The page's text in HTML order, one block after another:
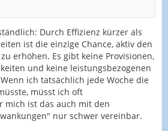
Durch Effizienz kürzer als
ist die einzige Chance, aktiv den
erhöhen. Es gibt keine Provisionen,
und keine leistungsbezogenen
ich tatsächlich jede Woche die
müsst ich oft
mich ist das auch mit den
nur schwer vereinbar.